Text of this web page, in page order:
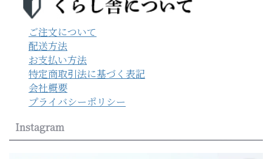
ご注文について
配送方法
お支払い方法
特定商取引法に基づく表記
会社概要
プライバシーポリシー
Instagram